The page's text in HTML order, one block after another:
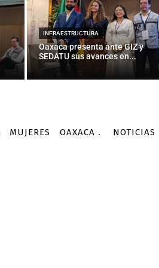
INFRAESTRUCTURA
Oaxaca presenta ante GIZ y
SEDATU sus avances en...
MUJERES OAXACA NOTICIAS